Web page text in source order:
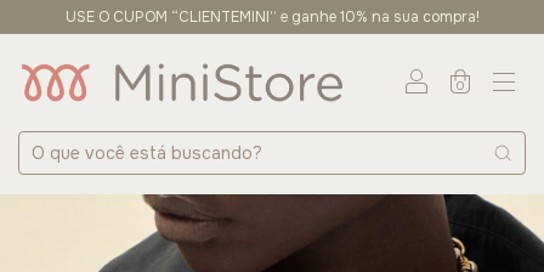
USE O CUPOM “CLIENTEMINI” e ganhe 10% na sua compra!
0